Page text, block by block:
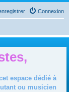
Connexion
espace dédié à
ou musicien